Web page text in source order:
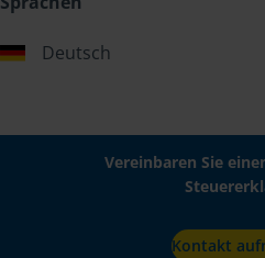
Deutsch
Vereinbaren Sie
Kontakt